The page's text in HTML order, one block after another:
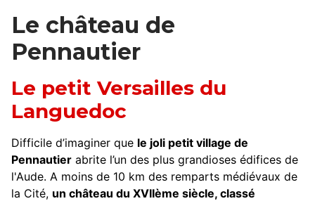
Le château de
Pennautier
Le petit Versailles du
Languedoc
Difficile d’imaginer que le joli petit village de
Pennautier abrite l’un des plus grandioses édifices de
l'Aude. A moins de 10 km des remparts médiévaux de
la Cité, un château du XVIIème siècle, classé